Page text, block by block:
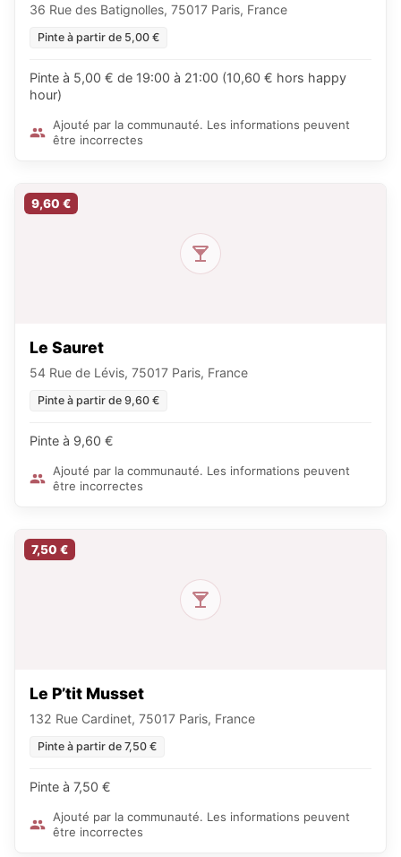
36 Rue des Batignolles, 75017 Paris, France
Pinte à partir de 5,00 €
Pinte à 5,00 € de 19:00 à 21:00 (10,60 € hors happy
hour)
Ajouté par la communauté. Les informations peuvent
être incorrectes
9,60 €
Le Sauret
54 Rue de Lévis, 75017 Paris, France
Pinte à partir de 9,60 €
Pinte à 9,60 €
Ajouté par la communauté. Les informations peuvent
être incorrectes
7,50 €
Le P’tit Musset
132 Rue Cardinet, 75017 Paris, France
Pinte à partir de 7,50 €
Pinte à 7,50 €
Ajouté par la communauté. Les informations peuvent
être incorrectes